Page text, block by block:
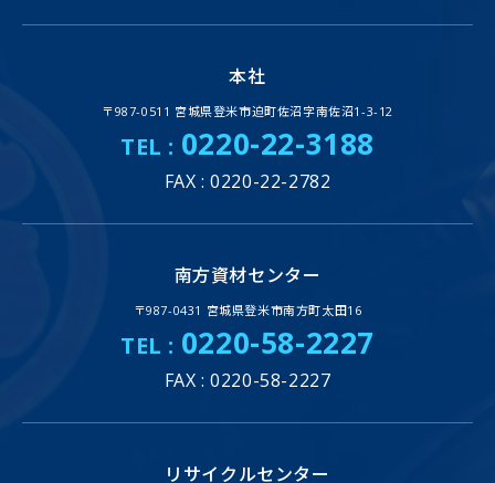
本社
〒987-0511 宮城県登米市迫町佐沼字南佐沼1-3-12
TEL : 0220-22-3188
FAX : 0220-22-2782
南方資材センター
〒987-0431 宮城県登米市南方町太田16
TEL : 0220-58-2227
FAX : 0220-58-2227
リサイクルセンター